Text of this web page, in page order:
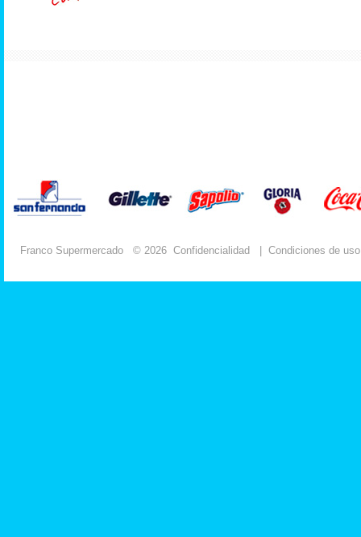
Franco Supermercado © 2026 Confidencialidad Condiciones de uso